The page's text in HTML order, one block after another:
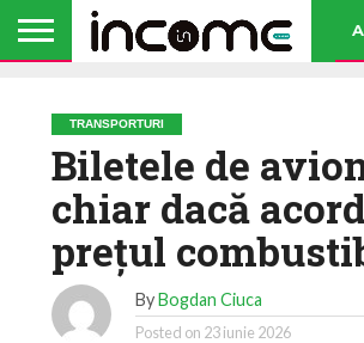
TRANSPORTURI
Biletele de
chiar dacă
preţul
ByBogdan Ciuca
Posted on 23 iunie 2026